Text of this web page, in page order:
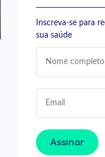
Inscreva-se para
sua saúde
Assinar